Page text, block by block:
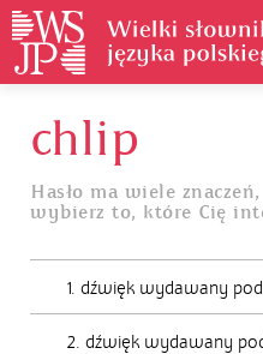
Jak
chlip
Hasło ma wiele znaczeń,
wybierz to, które Cię
1. dźwięk wydawany
2. dźwięk wydawany